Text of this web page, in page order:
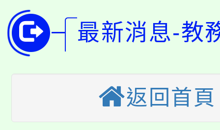
版
公告本校115學年度第
代理(課)教師甄選結果(
「2026金融保險知識
車」活動
桃園市115學年度學生
生本土語及新住民語歌
公告本校115學年度第
代理(課)教師甄選結果(
公告本校115學年度第
最新消息-教
返回首頁